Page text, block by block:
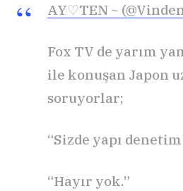
AY♡TEN ~
Fox TV de yarım
ile konuşan Japon
soruyorlar;
“Sizde yapı
“Hayır yok.”